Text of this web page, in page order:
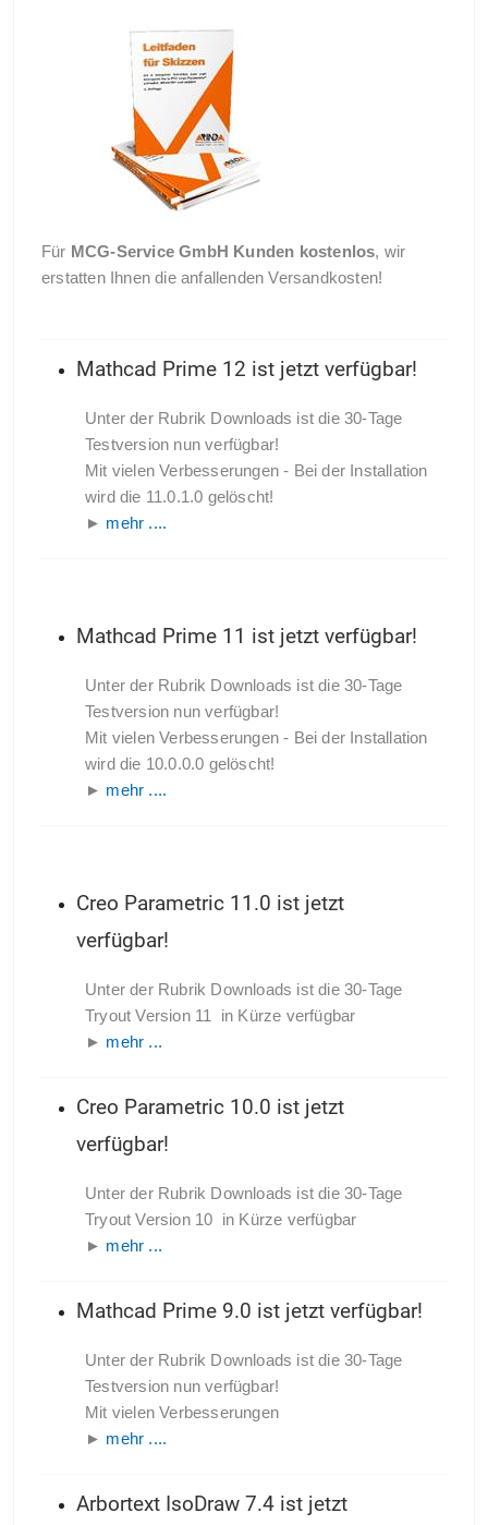
Für MCG-Service GmbH Kunden kostenlos, wir
erstatten Ihnen die anfallenden Versandkosten!
Mathcad Prime 12 ist jetzt verfügbar!
Unter der Rubrik Downloads ist die 30-Tage
Testversion nun verfügbar!
Mit vielen Verbesserungen - Bei der Installation
wird die 11.0.1.0 gelöscht!
► mehr ....
Mathcad Prime 11 ist jetzt verfügbar!
Unter der Rubrik Downloads ist die 30-Tage
Testversion nun verfügbar!
Mit vielen Verbesserungen - Bei der Installation
wird die 10.0.0.0 gelöscht!
► mehr ....
Creo Parametric 11.0 ist jetzt
verfügbar!
Unter der Rubrik Downloads ist die 30-Tage
Tryout Version 11 in Kürze verfügbar
► mehr ...
Creo Parametric 10.0 ist jetzt
verfügbar!
Unter der Rubrik Downloads ist die 30-Tage
Tryout Version 10 in Kürze verfügbar
► mehr ...
Mathcad Prime 9.0 ist jetzt verfügbar!
Unter der Rubrik Downloads ist die 30-Tage
Testversion nun verfügbar!
Mit vielen Verbesserungen
► mehr ....
Arbortext IsoDraw 7.4 ist jetzt